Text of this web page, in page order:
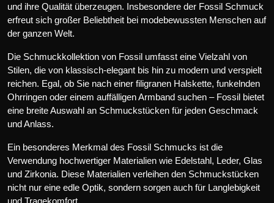
und ihre Qualität überzeugen. Insbesondere der Fossil Schmuck
erfreut sich großer Beliebtheit bei modebewussten Menschen auf
der ganzen Welt.
Die Schmuckkollektion von Fossil umfasst eine Vielzahl von
Stilen, die von klassisch-elegant bis hin zu modern und verspielt
reichen. Egal, ob Sie nach einer filigranen Halskette, funkelnden
Ohrringen oder einem auffälligen Armband suchen – Fossil bietet
eine breite Auswahl an Schmuckstücken für jeden Geschmack
und Anlass.
Ein besonderes Merkmal des Fossil Schmucks ist die
Verwendung hochwertiger Materialien wie Edelstahl, Leder, Glas
und Zirkonia. Diese Materialien verleihen den Schmuckstücken
nicht nur eine edle Optik, sondern sorgen auch für Langlebigkeit
und Tragekomfort.